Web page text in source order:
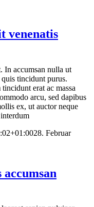
venenatis
In accumsan nulla ut
tincidunt purus.
erat ac massa
arcu, sed dapibus
ex, ut auctor neque
28. Februar
accumsan